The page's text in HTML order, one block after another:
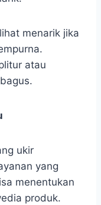
menarik jika
atau
ukir
yang
menentukan
produk.